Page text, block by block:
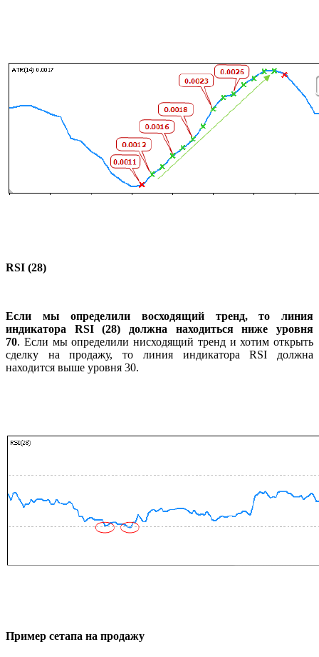
RSI (28)
Если мы определили восходящий тренд, то линия
индикатора RSI (28) должна находиться ниже уровня
70. Если мы определили нисходящий тренд и хотим открыть
сделку на продажу, то линия индикатора RSI должна
находится выше уровня 30.
Пример сетапа на продажу